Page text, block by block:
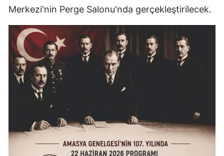
Merkezi'nin Perge Salonu'nda gerçekleştirilecek.